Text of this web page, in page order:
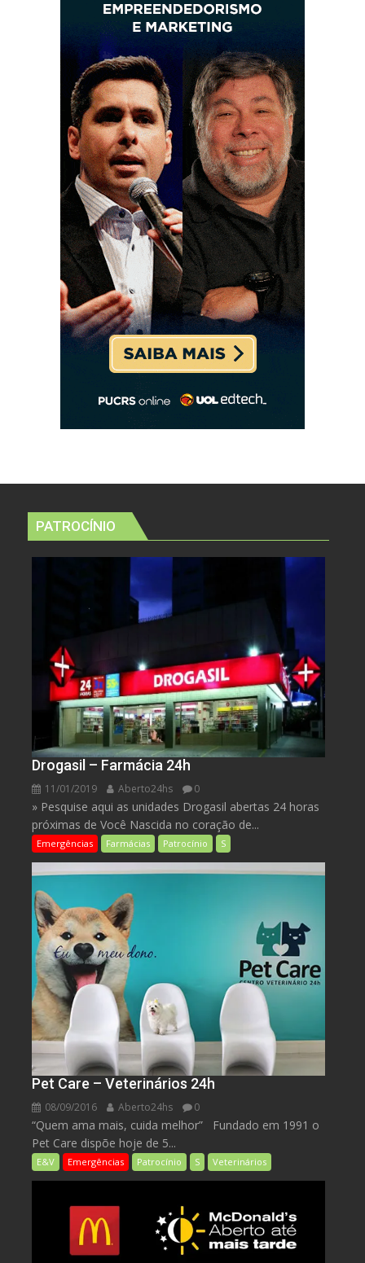
PATROCÍNIO
Drogasil – Farmácia 24h
11/01/2019 Aberto24hs 0
» Pesquise aqui as unidades Drogasil abertas 24 horas
próximas de Você Nascida no coração de...
Emergências Farmácias Patrocínio S
Pet Care – Veterinários 24h
08/09/2016 Aberto24hs 0
“Quem ama mais, cuida melhor” Fundado em 1991 o
Pet Care dispõe hoje de 5...
E&V Emergências Patrocínio S Veterinários